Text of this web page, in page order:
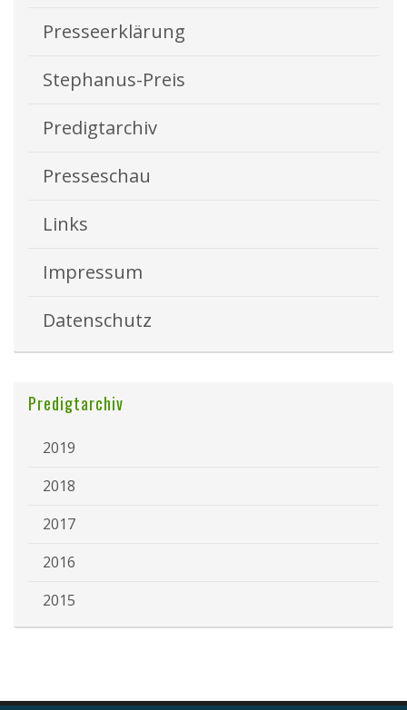
Presseerklärung
Stephanus-Preis
Predigtarchiv
Presseschau
Links
Impressum
Datenschutz
Predigtarchiv
2019
2018
2017
2016
2015